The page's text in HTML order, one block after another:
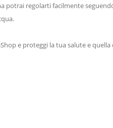
regolarti facilmente
e proteggi la tua salute e